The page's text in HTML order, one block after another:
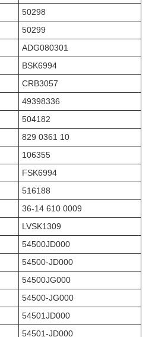
50298
50299
ADG080301
BSK6994
CRB3057
49398336
504182
829 0361 10
106355
FSK6994
516188
36-14 610 0009
LVSK1309
54500JD000
54500-JD000
54500JG000
54500-JG000
54501JD000
54501-JD000